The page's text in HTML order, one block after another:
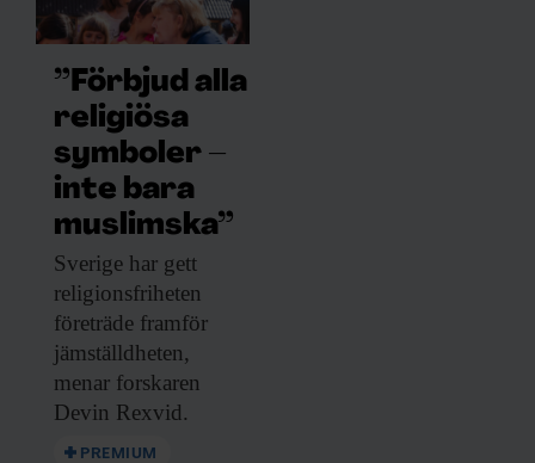
”Förbjud alla
religiösa
symboler –
inte bara
muslimska”
Sverige har gett
religionsfriheten
företräde framför
jämställdheten,
menar forskaren
Devin Rexvid.
PREMIUM